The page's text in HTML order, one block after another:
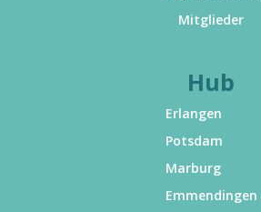
Mitglieder
Hub
Erlangen
Potsdam
Marburg
Emmendingen